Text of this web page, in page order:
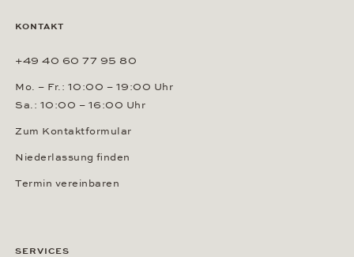
KONTAKT
+49 40 60 77 95 80
Mo. – Fr.: 10:00 – 19:00 Uhr
Sa.: 10:00 – 16:00 Uhr
Zum Kontaktformular
Niederlassung finden
Termin vereinbaren
SERVICES